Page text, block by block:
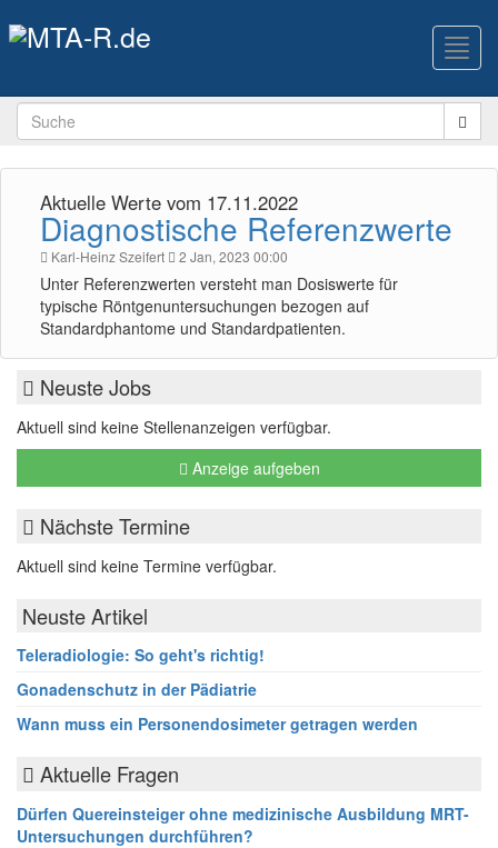
Aktuelle Werte vom 17.11.2022
Diagnostische Referenzwerte
Karl-Heinz Szeifert 2 Jan, 2023 00:00
Unter Referenzwerten versteht man Dosiswerte für
typische Röntgenuntersuchungen bezogen auf
Standardphantome und Standardpatienten.
Neuste Jobs
Aktuell sind keine Stellenanzeigen verfügbar.
Anzeige aufgeben
Nächste Termine
Aktuell sind keine Termine verfügbar.
Neuste Artikel
Teleradiologie: So geht's richtig!
Gonadenschutz in der Pädiatrie
Wann muss ein Personendosimeter getragen werden
Aktuelle Fragen
Dürfen Quereinsteiger ohne medizinische Ausbildung MRT-
Untersuchungen durchführen?